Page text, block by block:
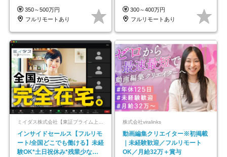
以上
350～500万円
フルリモートあり
平均年齢33歳
300～400万円
フルリモートあり
ミイダス株式会社【東証プライム上場パーソルグループ】
インサイドセールス【フルリモ
ート/全国どこでも働ける】未経
験OK*土日祝休み*残業少なめ*
株式会社viralinks
動画編集クリエイター※初掲載
｜未経験歓迎／フルリモート
OK／月給32万＋賞与